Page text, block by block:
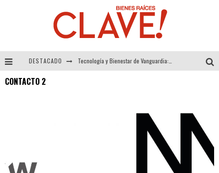
DESTACADO
CONTACTO 2